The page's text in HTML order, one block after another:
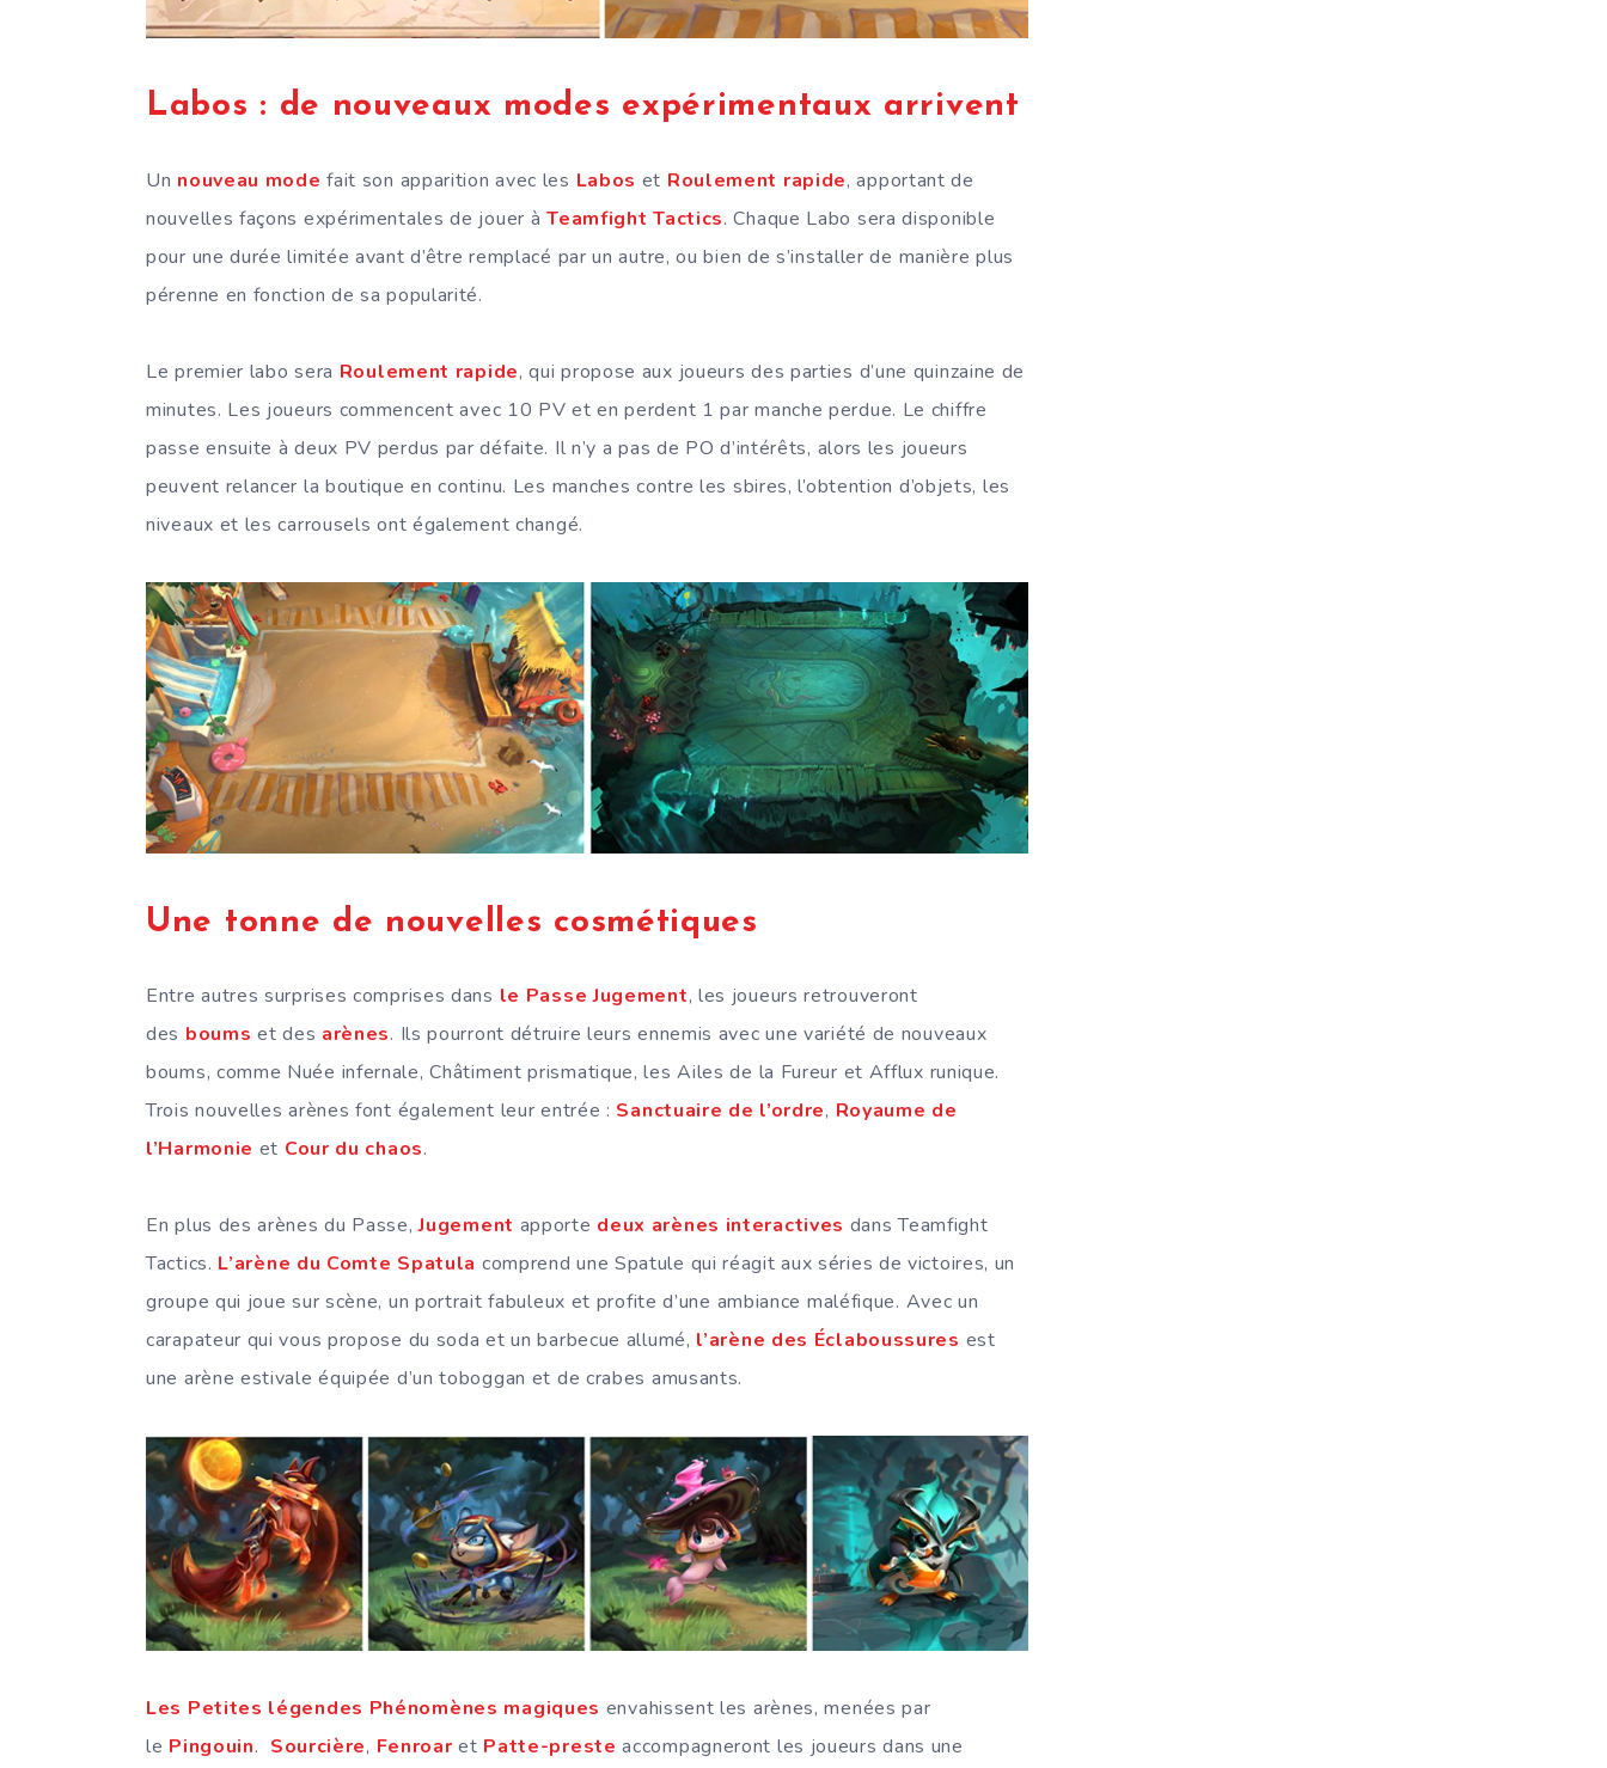
Labos : de nouveaux modes expérimentaux arrivent
Un nouveau mode fait son apparition avec les Labos et Roulement rapide, apportant de
nouvelles façons expérimentales de jouer àTeamfight Tactics. Chaque Labo sera disponible
pour une durée limitée avant d’être remplacé par un autre, ou bien de s’installer de manière plus
pérenne en fonction de sa popularité.
Le premier labo sera Roulement rapide, qui propose aux joueurs des parties d’une quinzaine de
minutes. Les joueurs commencent avec 10 PV et en perdent 1 par manche perdue. Le chiffre
passe ensuite à deux PV perdus par défaite. Il n’y a pas de PO d’intérêts, alors les joueurs
peuvent relancer la boutique en continu. Les manches contre les sbires, l’obtention d’objets, les
niveaux et les carrousels ont également changé.
Une tonne de nouvelles cosmétiques
Entre autres surprises comprises dans le Passe Jugement, les joueurs retrouveront
des boums et des arènes. Ils pourront détruire leurs ennemis avec une variété de nouveaux
boums, comme Nuée infernale, Châtiment prismatique, les Ailes de la Fureur et Afflux runique.
Trois nouvelles arènes font également leur entrée : Sanctuaire de l’ordre, Royaume de
l’Harmonie et Cour du chaos.
En plus des arènes du Passe,Jugement apporte deux arènes interactives dans Teamfight
Tactics. L’arène du Comte Spatula comprend une Spatule qui réagit aux séries de victoires, un
groupe qui joue sur scène, un portrait fabuleux et profite d’une ambiance maléfique. Avec un
carapateur qui vous propose du soda et un barbecue allumé, l’arène des Éclaboussures est
une arène estivale équipée d’un toboggan et de crabes amusants.
Les Petites légendes Phénomènes magiques envahissent les arènes, menées par
le Pingouin. Sourcière, Fenroar et Patte-preste accompagneront les joueurs dans une